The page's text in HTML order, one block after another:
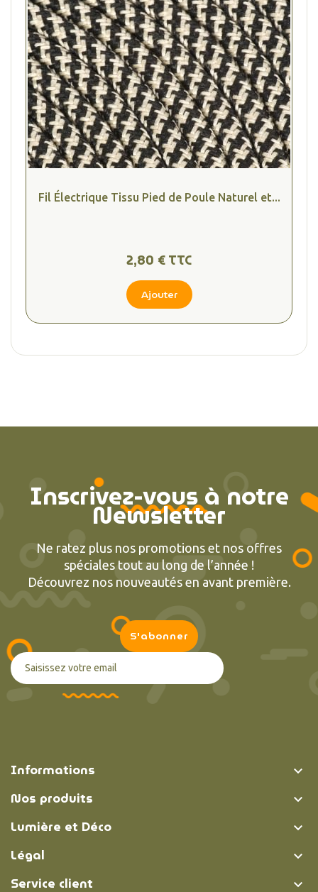
(4
Fil Électrique Tissu Pied de Poule Naturel et...
2,80 € TTC
Ajouter
Inscrivez-vous à notre
Newsletter
Ne ratez plus nos promotions et nos offres
spéciales tout au long de l’année !
Découvrez nos nouveautés en avant première.
Informations 
Nos produits 
Lumière et Déco 
Légal 
Service client 